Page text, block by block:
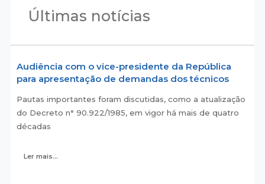
Últimas notícias
Audiência com o vice-presidente da República
para apresentação de demandas dos técnicos
Pautas importantes foram discutidas, como a atualização
do Decreto n° 90.922/1985, em vigor há mais de quatro
décadas
Ler mais...